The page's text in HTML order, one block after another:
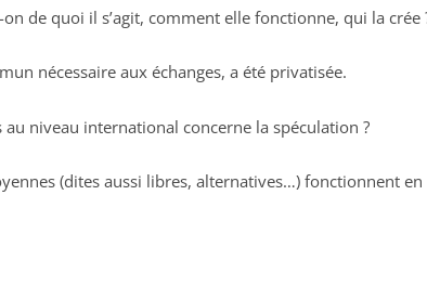
de quoi il s’agit, comment elle fonctionne, qui la crée
nécessaire aux échanges, a été privatisée.
niveau international concerne la spéculation ?
(dites aussi libres, alternatives…) fonctionnent en